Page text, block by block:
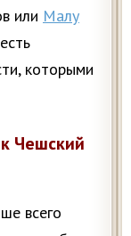
или Малу
которыми
Чешский
всего